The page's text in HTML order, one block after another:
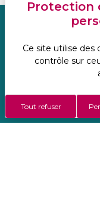
Mentions légales
Politique de
Conditions
Ce site utilise des
contrôle sur
Tout refuser